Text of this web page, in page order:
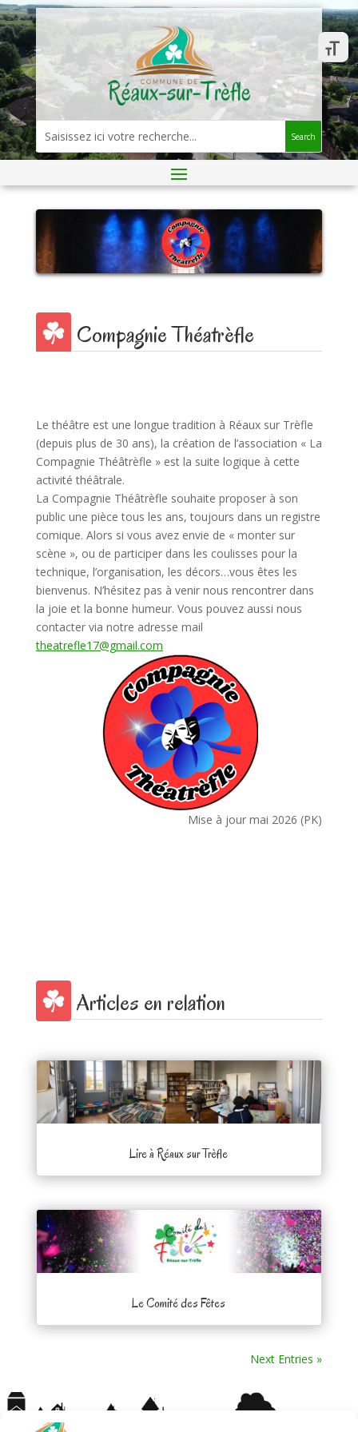
Search
Compagnie Théatrèfle
Le théâtre est une longue tradition à Réaux sur Trèfle
(depuis plus de 30 ans), la création de l’association « La
Compagnie Théâtrèfle » est la suite logique à cette
activité théâtrale.
La Compagnie Théâtrèfle souhaite proposer à son
public une pièce tous les ans, toujours dans un registre
comique. Alors si vous avez envie de « monter sur
scène », ou de participer dans les coulisses pour la
technique, l’organisation, les décors…vous êtes les
bienvenus. N’hésitez pas à venir nous rencontrer dans
la joie et la bonne humeur. Vous pouvez aussi nous
contacter via notre adresse mail
theatrefle17@gmail.com
Mise à jour mai 2026 (PK)
Articles en relation
Lire à Réaux sur Trèfle
Le Comité des Fêtes
Next Entries »